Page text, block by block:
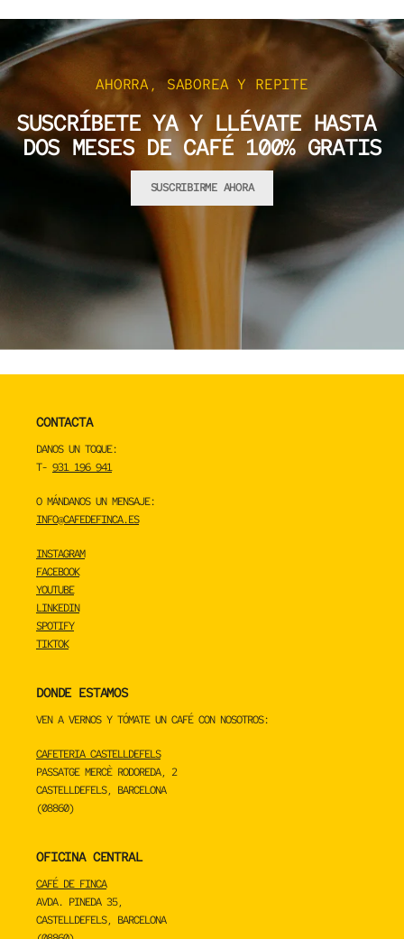
AHORRA, SABOREA Y REPITE
SUSCRÍBETE YA Y LLÉVATE HASTA
DOS MESES DE CAFÉ 100% GRATIS
SUSCRIBIRME AHORA
CONTACTA
DANOS UN TOQUE:
T- 931 196 941
O MÁNDANOS UN MENSAJE:
INFO@CAFEDEFINCA.ES
INSTAGRAM
FACEBOOK
YOUTUBE
LINKEDIN
SPOTIFY
TIKTOK
DONDE ESTAMOS
VEN A VERNOS Y TÓMATE UN CAFÉ CON NOSOTROS:
CAFETERIA CASTELLDEFELS
PASSATGE MERCÈ RODOREDA, 2
CASTELLDEFELS, BARCELONA
(08860)
OFICINA CENTRAL
CAFÉ DE FINCA
AVDA. PINEDA 35,
CASTELLDEFELS, BARCELONA